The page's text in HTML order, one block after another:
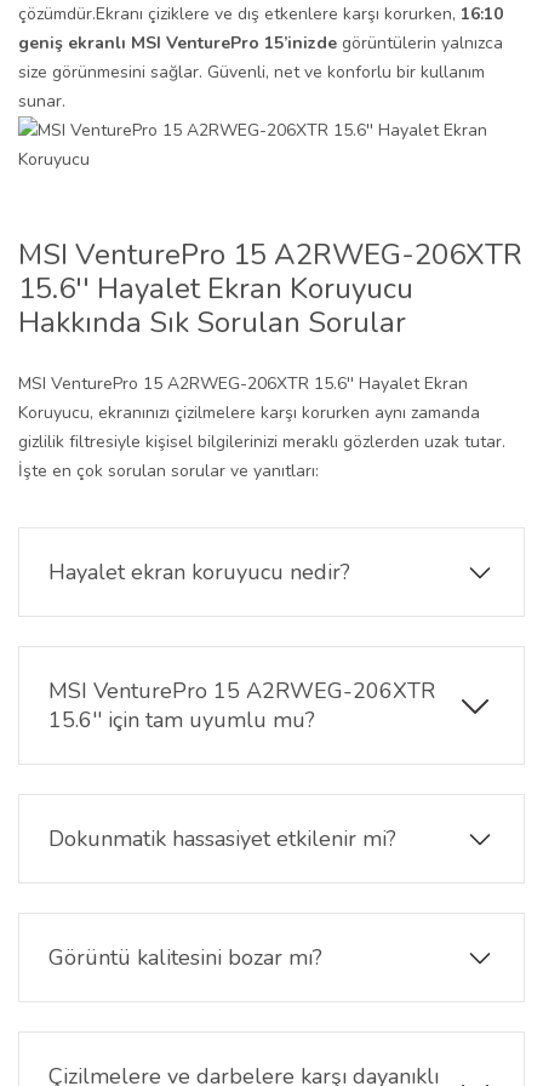
çözümdür.Ekranı çiziklere ve dış etkenlere karşı korurken, 16:10
geniş ekranlı MSI VenturePro 15’inizde görüntülerin yalnızca
size görünmesini sağlar. Güvenli, net ve konforlu bir kullanım
sunar.
MSI VenturePro 15 A2RWEG-206XTR
15.6'' Hayalet Ekran Koruyucu
Hakkında Sık Sorulan Sorular
MSI VenturePro 15 A2RWEG-206XTR 15.6'' Hayalet Ekran
Koruyucu, ekranınızı çizilmelere karşı korurken aynı zamanda
gizlilik filtresiyle kişisel bilgilerinizi meraklı gözlerden uzak tutar.
İşte en çok sorulan sorular ve yanıtları:
Hayalet ekran koruyucu nedir?
Hayalet ekran koruyucu, yalnızca tam karşıdan
bakıldığında görüntüyü net gösterir. Yan açılardan
bakan kişiler ekranı karanlık görür, böylece
gizliliğiniz korunur.
MSI VenturePro 15 A2RWEG-206XTR
15.6'' için tam uyumlu mu?
Evet. MSI VenturePro 15 A2RWEG-206XTR Hayalet
Ekran Koruyucu 16:10 ekran oranına özel üretilmiştir
ve cihazınızın ekranına birebir uyum sağlar.
Dokunmatik hassasiyet etkilenir mi?
Hayır.MSI VenturePro 15 A2RWEG-206XTR 15.6''
Hayalet Ekran Koruyucu ultra şeffaf yapısı
sayesinde oyunlarda, günlük kullanımda ve tüm
Görüntü kalitesini bozar mı?
Hayalet filtre ekran parlaklığını biraz azaltabilir
ancak netlik, renk canlılığı ve çözünürlük korunur.
Gizlilik ve güvenlik ile birlikte kaliteli görüntü sunar.
Çizilmelere ve darbelere karşı dayanıklı